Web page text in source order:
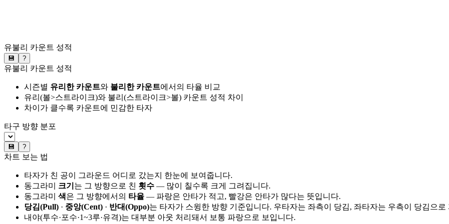
유불리 카운트 성적
💾 ?
유불리 카운트 성적
시즌별 유리한 카운트와 불리한 카운트에서의 타율 비교
유리(볼>스트라이크)와 불리(스트라이크>볼) 카운트 성적 차이
차이가 클수록 카운트에 민감한 타자
타구 방향 분포
💾 ?
차트 보는 법
타자가 친 공이 그라운드 어디로 갔는지 한눈에 보여줍니다.
동그라미 크기 는 그 방향으로 친 횟수 — 많이 칠수록 크게 그려집니다.
동그라미 색은 그 방향에서의 타율 — 파랑은 안타가 적고, 빨강은 안타가 많다는 뜻입니다.
당김(Pull) · 중앙(Cent) · 반대(Oppo)는 타자가 스윙한 방향 기준입니다. 우타자는 좌측이 당김, 좌타자는 우측이 당김으로
내야(투수·포수·1~3루·유격)는 대부분 아웃 처리돼서 보통 파랑으로 보입니다.